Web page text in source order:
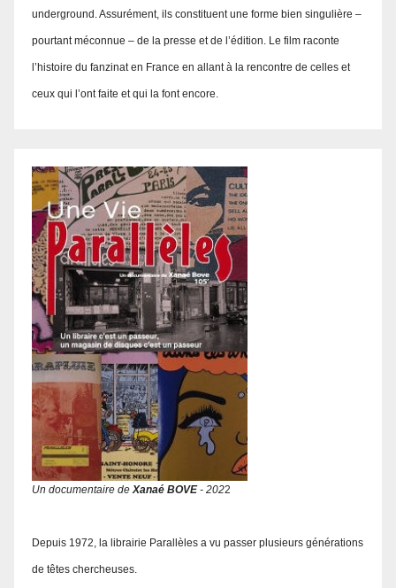
underground. Assurément, ils constituent une forme bien singulière –
pourtant méconnue – de la presse et de l’édition. Le film raconte
l’histoire du fanzinat en France en allant à la rencontre de celles et
ceux qui l’ont faite et qui la font encore.
Un documentaire deXanaé BOVE- 2022
Depuis 1972, la librairie Parallèles a vu passer plusieurs générations
de têtes chercheuses.